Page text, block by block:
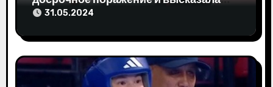
с
я
свое мнение
31.05.2024